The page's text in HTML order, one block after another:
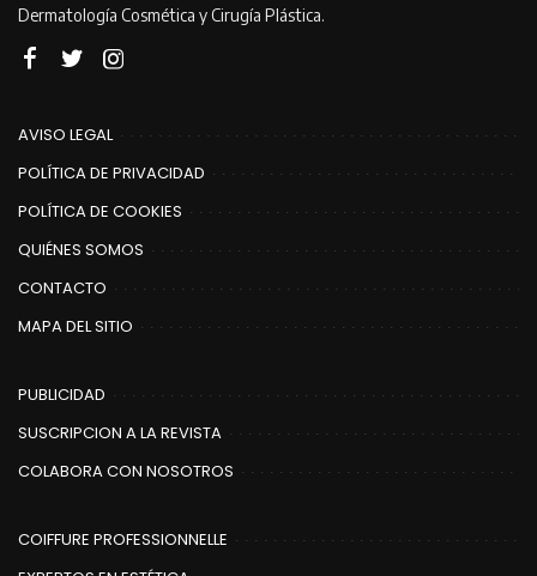
Dermatología Cosmética y Cirugía Plástica.
AVISO LEGAL
POLÍTICA DE PRIVACIDAD
POLÍTICA DE COOKIES
QUIÉNES SOMOS
CONTACTO
MAPA DEL SITIO
PUBLICIDAD
SUSCRIPCION A LA REVISTA
COLABORA CON NOSOTROS
COIFFURE PROFESSIONNELLE